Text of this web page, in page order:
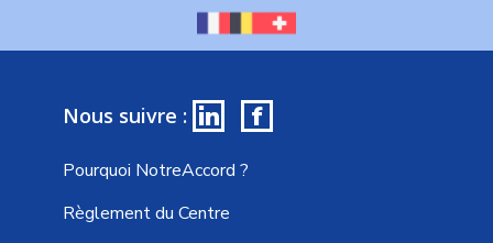
Nous suivre : in f
Pourquoi NotreAccord ?
Règlement du Centre